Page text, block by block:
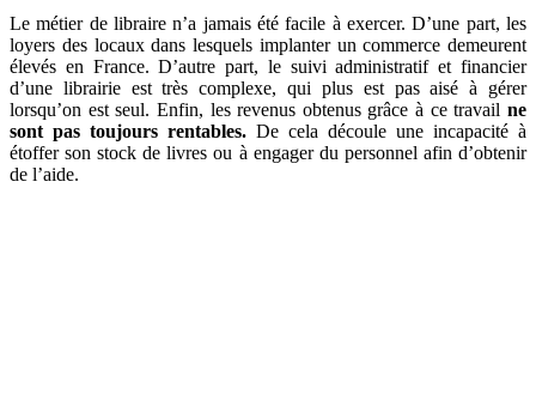
Le métier de libraire n’a jamais été facile à exercer. D’une part, les
loyers des locaux dans lesquels implanter un commerce demeurent
élevés en France. D’autre part, le suivi administratif et financier
d’une librairie est très complexe, qui plus est pas aisé à gérer
lorsqu’on est seul. Enfin, les revenus obtenus grâce à ce travail ne
sont pas toujours rentables. De cela découle une incapacité à
étoffer son stock de livres ou à engager du personnel afin d’obtenir
de l’aide.